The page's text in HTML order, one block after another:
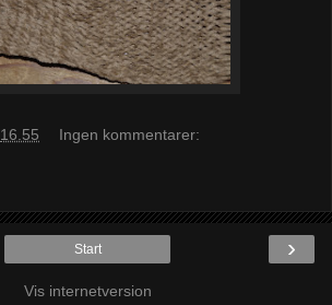
16.55 Ingen kommentarer:
›
Start
Vis internetversion